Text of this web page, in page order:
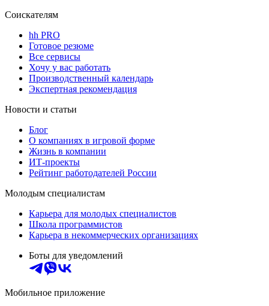
Соискателям
hh PRO
Готовое резюме
Все сервисы
Хочу у вас работать
Производственный календарь
Экспертная рекомендация
Новости и статьи
Блог
О компаниях в игровой форме
Жизнь в компании
ИТ-проекты
Рейтинг работодателей России
Молодым специалистам
Карьера для молодых специалистов
Школа программистов
Карьера в некоммерческих организациях
Боты для уведомлений
Мобильное приложение